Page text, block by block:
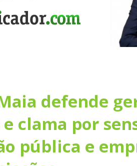
defende
clama por
pública e